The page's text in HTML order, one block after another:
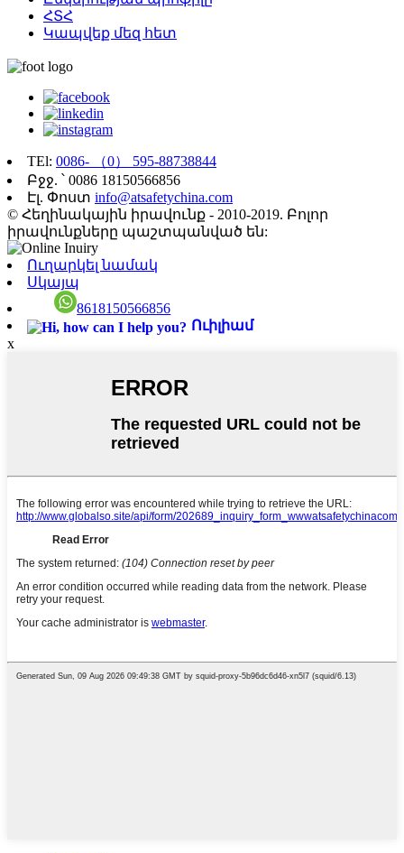
ՀՏՀ
Կապվեք մեզ հետ
TEl: 0086- （0） 595-88738844
Բջջ. ՝ 0086 18150566856
Էլ. Փոստ info@atsafetychina.com
© Հեղինակային իրավունք - 2010-2019. Բոլոր
իրավունքները պաշտպանված են:
Ուղարկել նամակ
Սկայպ
8618150566856
Ուիլիամ
x